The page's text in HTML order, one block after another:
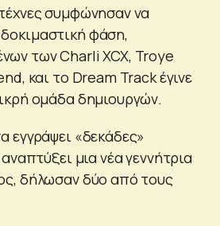
συμφώνησαν να
φάση,
των Charli XCX, Troye
και το Dream Track έγινε
ομάδα δημιουργών.
εγγράψει «δεκάδες»
μια νέα γεννήτρια
δήλωσαν δύο από τους